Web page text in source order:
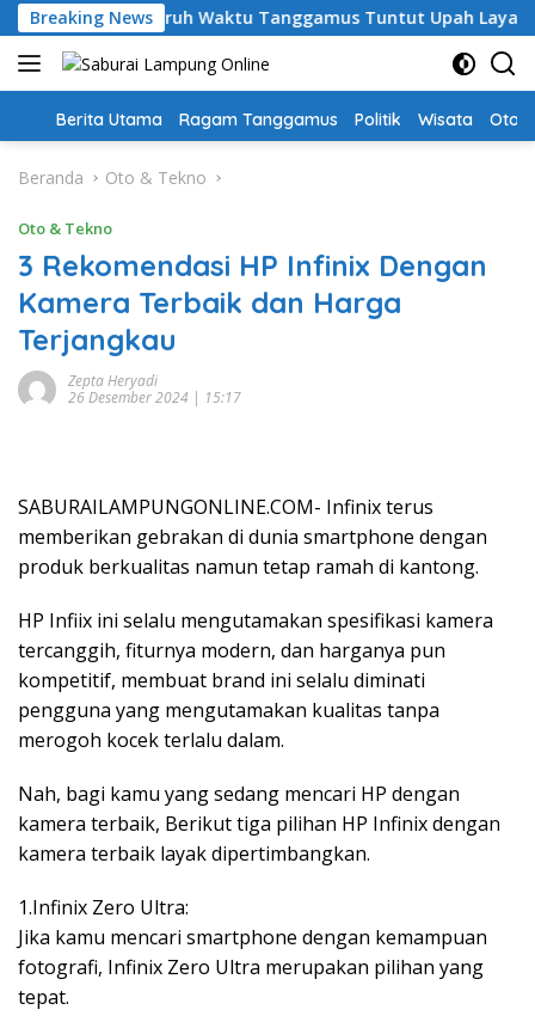
Langsung
ke
konten
Breaking News
Guru PPPK Paruh Waktu Tanggamus Tuntut Upah Layak
Home
Berita Utama Ragam Tanggamus Politik Wisata Oto
Beranda Oto & Tekno
Oto & Tekno
3 Rekomendasi HP Infinix Dengan
Kamera Terbaik dan Harga
Terjangkau
Zepta Heryadi
26 Desember 2024 | 15:17
SABURAILAMPUNGONLINE.COM- Infinix terus
memberikan gebrakan di dunia smartphone dengan
produk berkualitas namun tetap ramah di kantong.
HP Infiix ini selalu mengutamakan spesifikasi kamera
tercanggih, fiturnya modern, dan harganya pun
kompetitif, membuat brand ini selalu diminati
pengguna yang mengutamakan kualitas tanpa
merogoh kocek terlalu dalam.
Nah, bagi kamu yang sedang mencari HP dengan
kamera terbaik, Berikut tiga pilihan HP Infinix dengan
kamera terbaik layak dipertimbangkan.
1.Infinix Zero Ultra:
Jika kamu mencari smartphone dengan kemampuan
fotografi, Infinix Zero Ultra merupakan pilihan yang
tepat.